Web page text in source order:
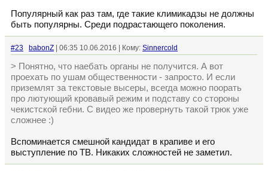
Популярный как раз там, где такие климикадзы не должны
быть популярны. Среди подрастающего поколения.
#23 babonZ | 06:35 10.06.2016 | Кому: Sinnercold
> Понятно, что наебать органы не получится. А вот
проехать по ушам общественности - запросто. И если
приземлят за текстовые высеры, всегда можно поорать
про лютующий кровавый режим и подставу со стороны
чекистской гебни. С видео же провернуть такой трюк уже
сложнее :)
Вспоминается смешной кандидат в крапиве и его
выступление по ТВ. Никаких сложностей не заметил.